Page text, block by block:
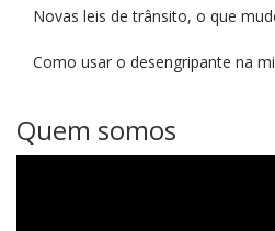
Novas leis de trânsito, o que
Como usar o desengripante na
Quem somos